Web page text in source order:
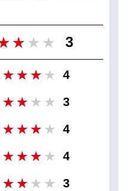
3
4
3
4
4
3